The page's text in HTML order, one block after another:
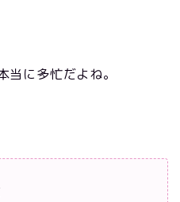
に多忙だよね。